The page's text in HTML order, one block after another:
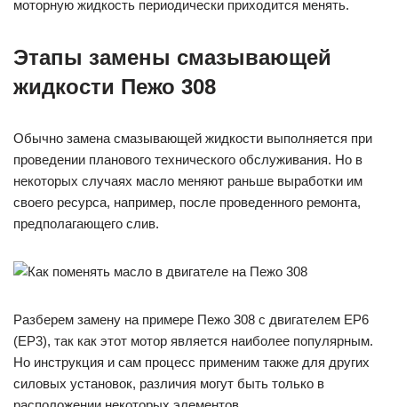
моторную жидкость периодически приходится менять.
Этапы замены смазывающей
жидкости Пежо 308
Обычно замена смазывающей жидкости выполняется при
проведении планового технического обслуживания. Но в
некоторых случаях масло меняют раньше выработки им
своего ресурса, например, после проведенного ремонта,
предполагающего слив.
Разберем замену на примере Пежо 308 с двигателем EP6
(EP3), так как этот мотор является наиболее популярным.
Но инструкция и сам процесс применим также для других
силовых установок, различия могут быть только в